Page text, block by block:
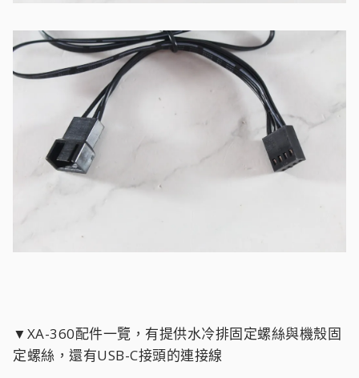
▼XA-360配件一覽，有提供水冷排固定螺絲與機殼固
定螺絲，還有USB-C接頭的連接線